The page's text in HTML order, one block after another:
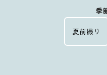
季
夏前撮り